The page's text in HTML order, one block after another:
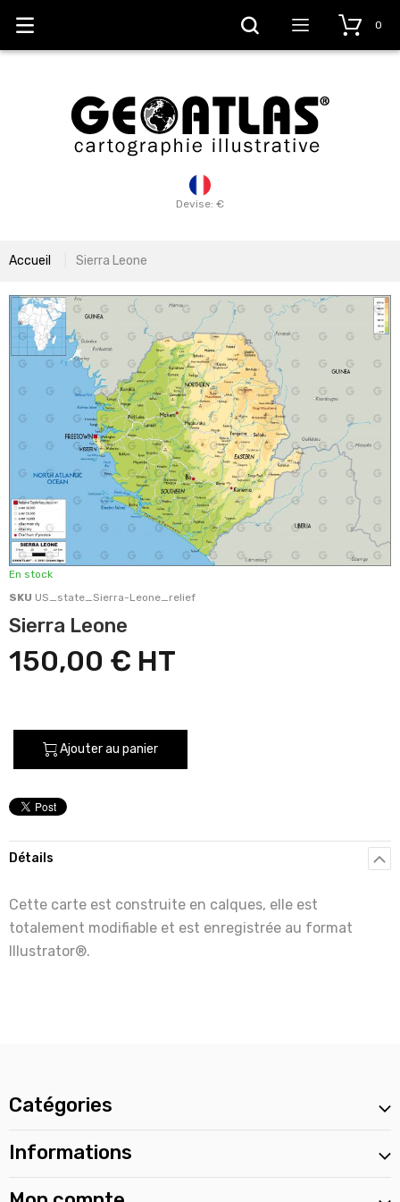
Devise: €
0
Accueil Sierra Leone
En stock
SKU US_state_Sierra-Leone_relief
Sierra Leone
150,00 €
Ajouter au panier
Détails
Cette carte est construite en calques, elle est
totalement modifiable et est enregistrée au format
Illustrator®.
Catégories
Informations